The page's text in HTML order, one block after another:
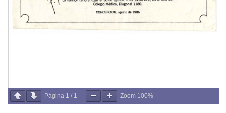
Página 1 / 1 Zoom 100%